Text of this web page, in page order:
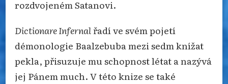
rozdvojeném Satanovi.
Dictionare Infernalřadí ve svém pojetí
démonologie Baalzebuba mezi sedm knížat
pekla, přisuzuje mu schopnost létat a nazývá
jej Pánem much. V této knize se také